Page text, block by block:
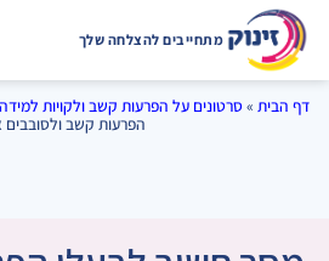
מתחייבים להצלחה שלך
דף הבית »סרטונים על הפרעות קשב ולקויות
הפרעות קשב ולסובבים